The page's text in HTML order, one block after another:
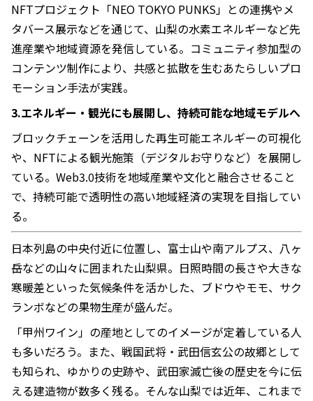
NFTプロジェクト「NEO TOKYO PUNKS」との連携やメ
タバース展示などを通じて、山梨の水素エネルギーなど先
進産業や地域資源を発信している。コミュニティ参加型の
コンテンツ制作により、共感と拡散を生むあたらしいプロ
モーション手法が実践。
3.エネルギー・観光にも展開し、持続可能な地域モデルへ
ブロックチェーンを活用した再生可能エネルギーの可視化
や、NFTによる観光施策（デジタルお守りなど）を展開し
ている。Web3.0技術を地域産業や文化と融合させること
で、持続可能で透明性の高い地域経済の実現を目指してい
る。
日本列島の中央付近に位置し、富士山や南アルプス、八ヶ
岳などの山々に囲まれた山梨県。日照時間の長さや大きな
寒暖差といった気候条件を活かした、ブドウやモモ、サク
ランボなどの果物生産が盛んだ。
「甲州ワイン」の産地としてのイメージが定着している人
も多いだろう。また、戦国武将・武田信玄公の故郷として
も知られ、ゆかりの史跡や、武田家滅亡後の歴史を今に伝
える建造物が数多く残る。そんな山梨では近年、これまで